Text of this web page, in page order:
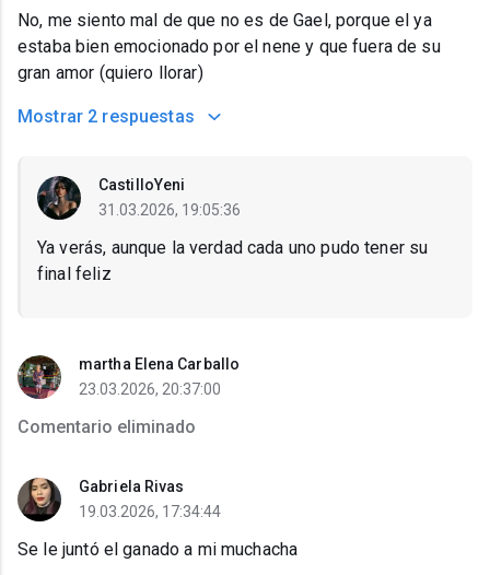
No, me siento mal de que no es de Gael, porque el ya
estaba bien emocionado por el nene y que fuera de su
gran amor (quiero llorar)
Mostrar 2 respuestas
CastilloYeni
31.03.2026, 19:05:36
Ya verás, aunque la verdad cada uno pudo tener su
final feliz
martha Elena Carballo
23.03.2026, 20:37:00
Comentario eliminado
Gabriela Rivas
19.03.2026, 17:34:44
Se le juntó el ganado a mi muchacha